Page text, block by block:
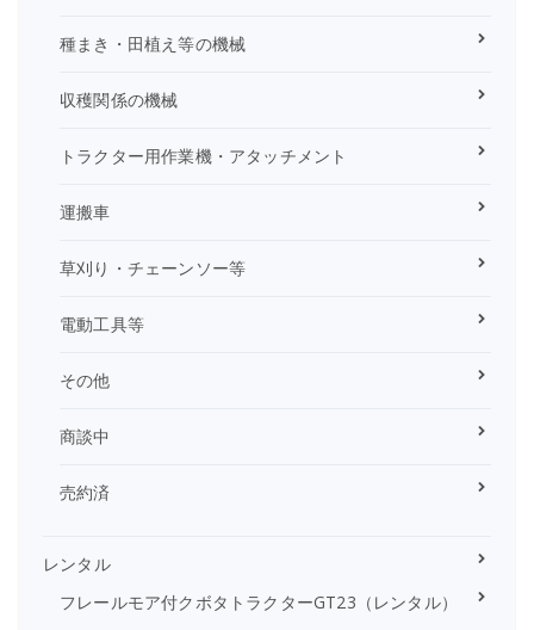
種まき・田植え等の機械
収穫関係の機械
トラクター用作業機・アタッチメント
運搬車
草刈り・チェーンソー等
電動工具等
その他
商談中
売約済
レンタル
フレールモア付クボタトラクターGT23（レンタル）